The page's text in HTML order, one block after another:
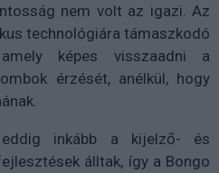
nem volt az igazi. Az
technológiára támaszkodó
képes visszaadni a
érzését, anélkül, hogy
inkább a kijelző- és
álltak, így a Bongo